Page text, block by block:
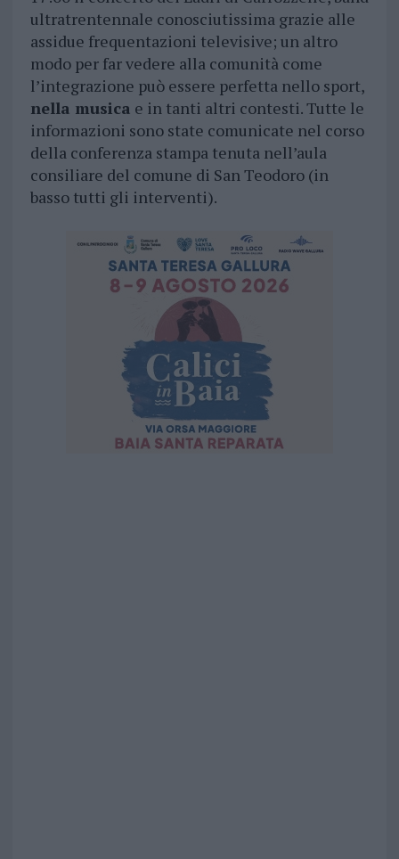
ultratrentennale conosciutissima grazie alle
assidue frequentazioni televisive; un altro
modo per far vedere alla comunità come
l’integrazione può essere perfetta nello sport,
nella musica e in tanti altri contesti. Tutte le
informazioni sono state comunicate nel corso
della conferenza stampa tenuta nell’aula
consiliare del comune di San Teodoro (in
basso tutti gli interventi).